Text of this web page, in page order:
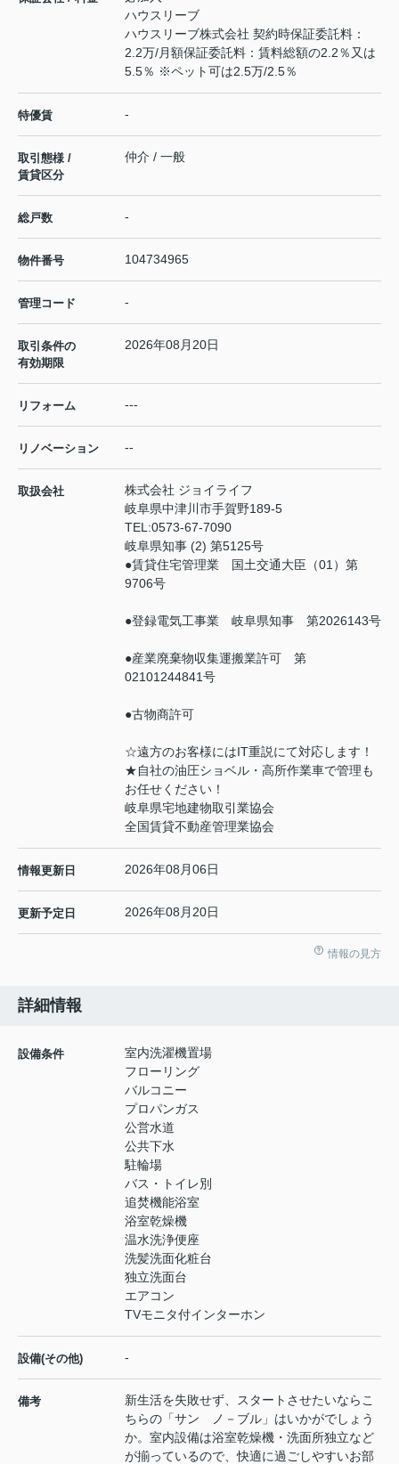
ハウスリーブ
ハウスリーブ株式会社 契約時保証委託料：
2.2万/月額保証委託料：賃料総額の2.2％又は
5.5％ ※ペット可は2.5万/2.5％
特優賃 -
取引態様 /
賃貸区分
仲介 / 一般
総戸数 -
物件番号 104734965
管理コード -
取引条件の
有効期限
2026年08月20日
リフォーム ---
リノベーション --
取扱会社
株式会社 ジョイライフ
岐阜県中津川市手賀野189-5
TEL:0573-67-7090
岐阜県知事 (2) 第5125号
●賃貸住宅管理業 国土交通大臣（01）第
9706号
●登録電気工事業 岐阜県知事 第2026143号
●産業廃棄物収集運搬業許可 第
02101244841号
●古物商許可
☆遠方のお客様にはIT重説にて対応します！
★自社の油圧ショベル・高所作業車で管理も
お任せください！
岐阜県宅地建物取引業協会
全国賃貸不動産管理業協会
情報更新日 2026年08月06日
更新予定日 2026年08月20日
情報の見方
詳細情報
設備条件
室内洗濯機置場
フローリング
バルコニー
プロパンガス
公営水道
公共下水
駐輪場
バス・トイレ別
追焚機能浴室
浴室乾燥機
温水洗浄便座
洗髪洗面化粧台
独立洗面台
エアコン
TVモニタ付インターホン
設備(その他) -
備考
新生活を失敗せず、スタートさせたいならこ
ちらの「サン ノ－ブル」はいかがでしょう
か。室内設備は浴室乾燥機・洗面所独立など
が揃っているので、快適に過ごしやすいお部